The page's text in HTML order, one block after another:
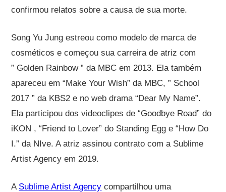
confirmou relatos sobre a causa de sua morte.
Song Yu Jung estreou como modelo de marca de
cosméticos e começou sua carreira de atriz com
” Golden Rainbow ” da MBC em 2013. Ela também
apareceu em “Make Your Wish” da MBC, ” School
2017 ” da KBS2 e no web drama “Dear My Name”.
Ela participou dos videoclipes de “Goodbye Road” do
iKON , “Friend to Lover” do Standing Egg e “How Do
I.” da NIve. A atriz assinou contrato com a Sublime
Artist Agency em 2019.
A Sublime Artist Agency compartilhou uma